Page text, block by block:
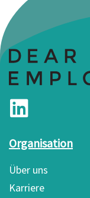
Organisation
Über uns
Karriere